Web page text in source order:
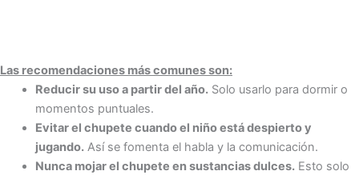
Las recomendaciones más comunes son:
Reducir su uso a partir del año.Solo usarlo para dormir o
momentos puntuales.
Evitar el chupete cuando el niño está despierto y
jugando.Así se fomenta el habla y la comunicación.
Nunca mojar el chupete en sustancias dulces.Esto solo